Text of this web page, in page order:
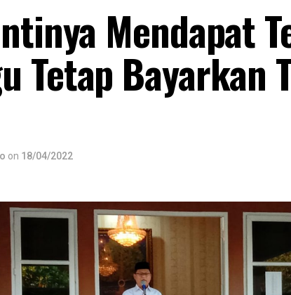
Mendapat
Tetap Bayarkan
on 18/04/2022